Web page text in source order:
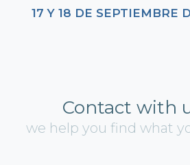
17 Y 18 DE SEPTIEMBRE
Contact with
we help you find what